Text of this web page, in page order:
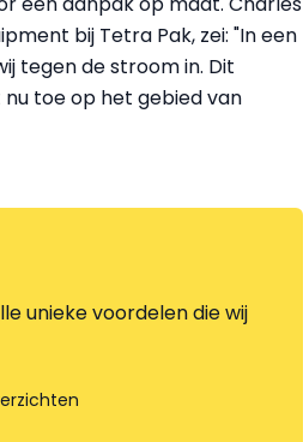
bij Tetra Pak, zei: "In een
tegen de stroom in. Dit
toe op het gebied van
unieke voordelen die wij